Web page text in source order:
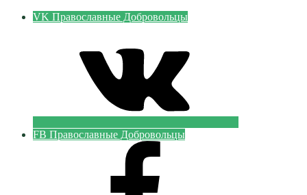
VK Православные Добровольцы
FB Православные Добровольцы